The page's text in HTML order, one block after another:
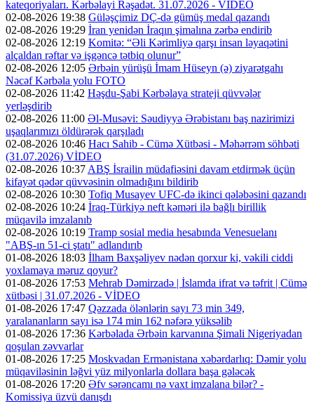
kateqoriyaları. Kərbəlayi Rəşadət. 31.07.2026 - VİDEO
02-08-2026 19:38 Güləşçimiz DÇ-də gümüş medal qazandı
02-08-2026 19:29 İran yenidən İraqın şimalına zərbə endirib
02-08-2026 12:19 Komitə: “Əli Kərimliyə qarşı insan ləyaqətini
alçaldan rəftar və işgəncə tətbiq olunur”
02-08-2026 12:05 Ərbəin yürüşü İmam Hüseyn (ə) ziyarətgahı
Nəcəf Kərbəla yolu FOTO
02-08-2026 11:42 Həşdu-Şabi Kərbəlaya strateji qüvvələr
yerləşdirib
02-08-2026 11:00 Əl-Musəvi: Səudiyyə Ərəbistanı baş nazirimizi
uşaqlarımızı öldürərək qarşıladı
02-08-2026 10:46 Hacı Sahib - Cümə Xütbəsi - Məhərrəm söhbəti
(31.07.2026) VİDEO
02-08-2026 10:37 ABŞ İsrailin müdafiəsini davam etdirmək üçün
kifayət qədər qüvvəsinin olmadığını bildirib
02-08-2026 10:30 Tofiq Musayev UFC-də ikinci qələbəsini qazandı
02-08-2026 10:24 İraq-Türkiyə neft kəməri ilə bağlı birillik
müqavilə imzalanıb
02-08-2026 10:19 Tramp sosial media hesabında Venesuelanı
"ABŞ-ın 51-ci ştatı" adlandırıb
01-08-2026 18:03 İlham Baxşəliyev nədən qorxur ki, vəkili ciddi
yoxlamaya məruz qoyur?
01-08-2026 17:53 Mehrab Dəmirzadə | İslamda ifrat və təfrit | Cümə
xütbəsi | 31.07.2026 - VİDEO
01-08-2026 17:47 Qəzzada ölənlərin sayı 73 min 349,
yaralananların sayı isə 174 min 162 nəfərə yüksəlib
01-08-2026 17:36 Kərbəlada Ərbəin karvanına Şimali Nigeriyadan
qoşulan zəvvarlar
01-08-2026 17:25 Moskvadan Ermənistana xəbərdarlıq: Dəmir yolu
müqaviləsinin ləğvi yüz milyonlarla dollara başa gələcək
01-08-2026 17:20 Əfv sərəncamı nə vaxt imzalana bilər? -
Komissiya üzvü danışdı